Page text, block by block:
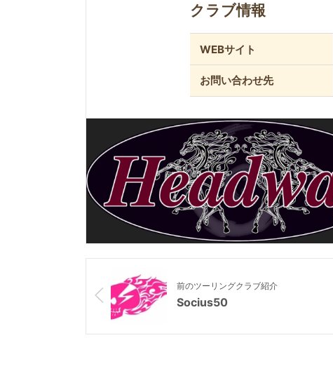
クラブ情報
WEBサイト
お問い合わせ先
前のツーリングクラブ紹介
Socius50